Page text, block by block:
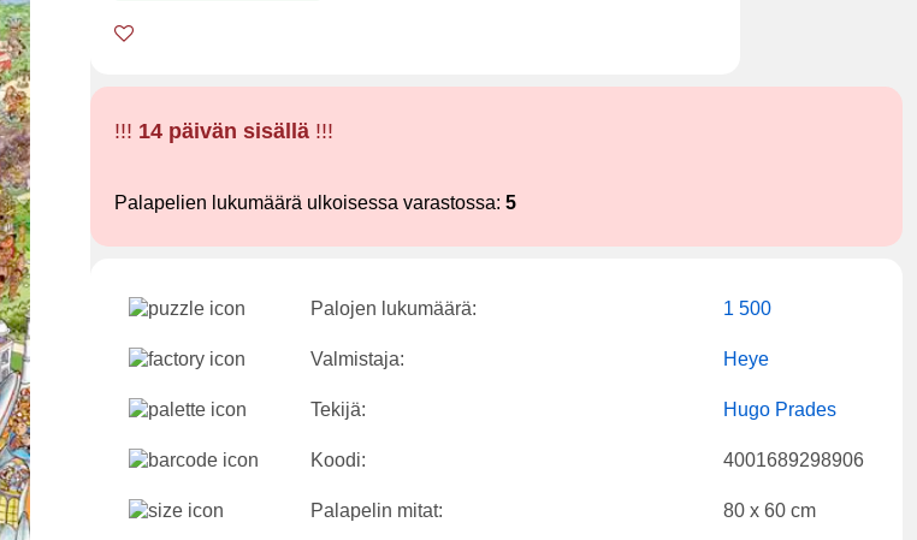
!!! 14 päivän sisällä !!!
Palapelien lukumäärä ulkoisessa varastossa: 5
Palojen lukumäärä: 1 500
Valmistaja: Heye
Tekijä: Hugo Prades
Koodi: 4001689298906
Palapelin mitat: 80 x 60 cm